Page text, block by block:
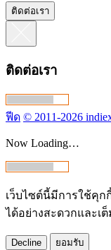
ติดต่อเรา
ติดต่อเรา
ฟีด © 2011-2026
Now Loading…
เว็บไซต์นี้มีการใช้คุ
ได้อย่างสะดวกและเ
Decline ยอมรับ